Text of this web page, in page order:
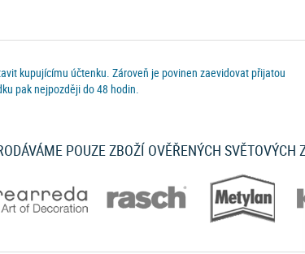
kupujícímu účtenku. Zároveň je povinen zaevidovat přijatou
pak nejpozději do 48 hodin.
POUZE ZBOŽÍ OVĚŘENÝCH SVĚTOVÝCH